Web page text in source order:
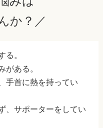
か？／
る。
がある。
手首に熱を持ってい
、サポーターをしてい